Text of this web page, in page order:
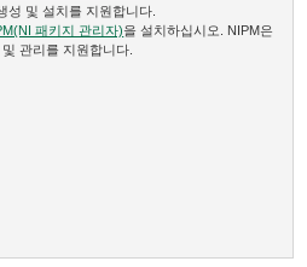
성 및 설치를 지원합니다.
패키지 관리자)을 설치하십시오. NIPM은
관리를 지원합니다.